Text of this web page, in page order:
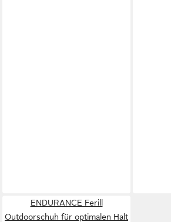
ENDURANCE Ferill
Outdoorschuh für optimalen Halt